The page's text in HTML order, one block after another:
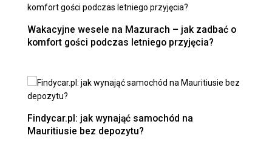
Wakacyjne wesele na Mazurach – jak zadbać o
komfort gości podczas letniego przyjęcia?
Findycar.pl: jak wynająć samochód na
Mauritiusie bez depozytu?